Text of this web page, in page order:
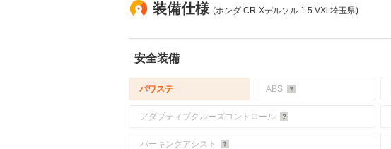
装備仕様 (ホンダ CR-Xデルソル 1.5 VXi 埼玉県)
安全装備
パワステ ABS
アダプティブクルーズコントロール
パーキングアシスト